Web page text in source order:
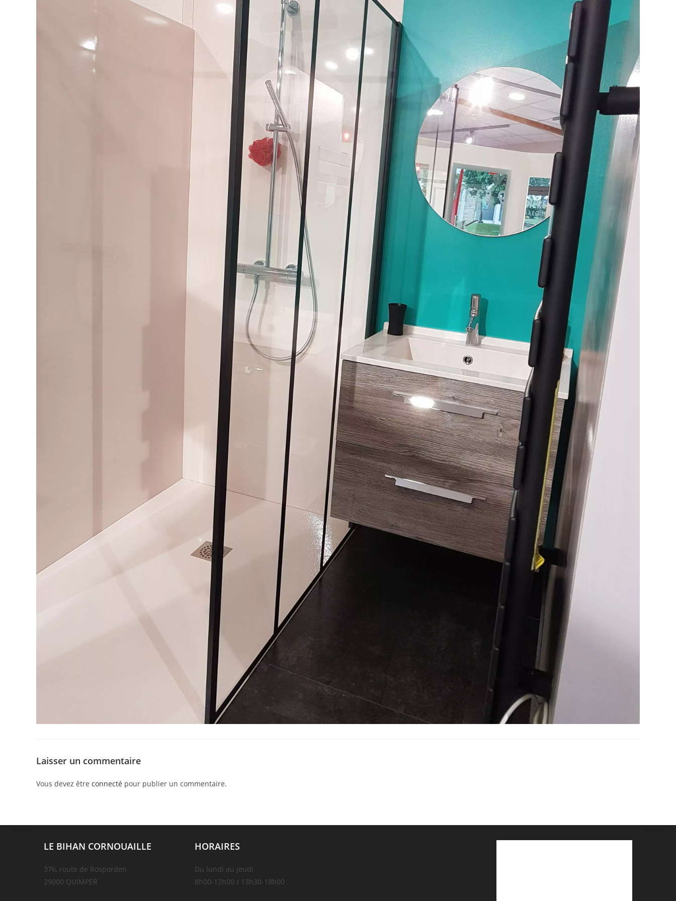
Laisser un commentaire
Vous devez être connecté pour publier un commentaire.
LE BIHAN CORNOUAILLE
376, route de Rosporden
29000 QUIMPER
HORAIRES
Du lundi au jeudi
8h00-12h00 / 13h30-18h00